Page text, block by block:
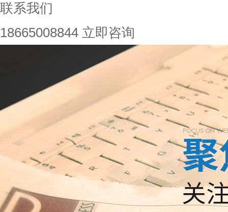
联系我们
18665008844 立即咨询